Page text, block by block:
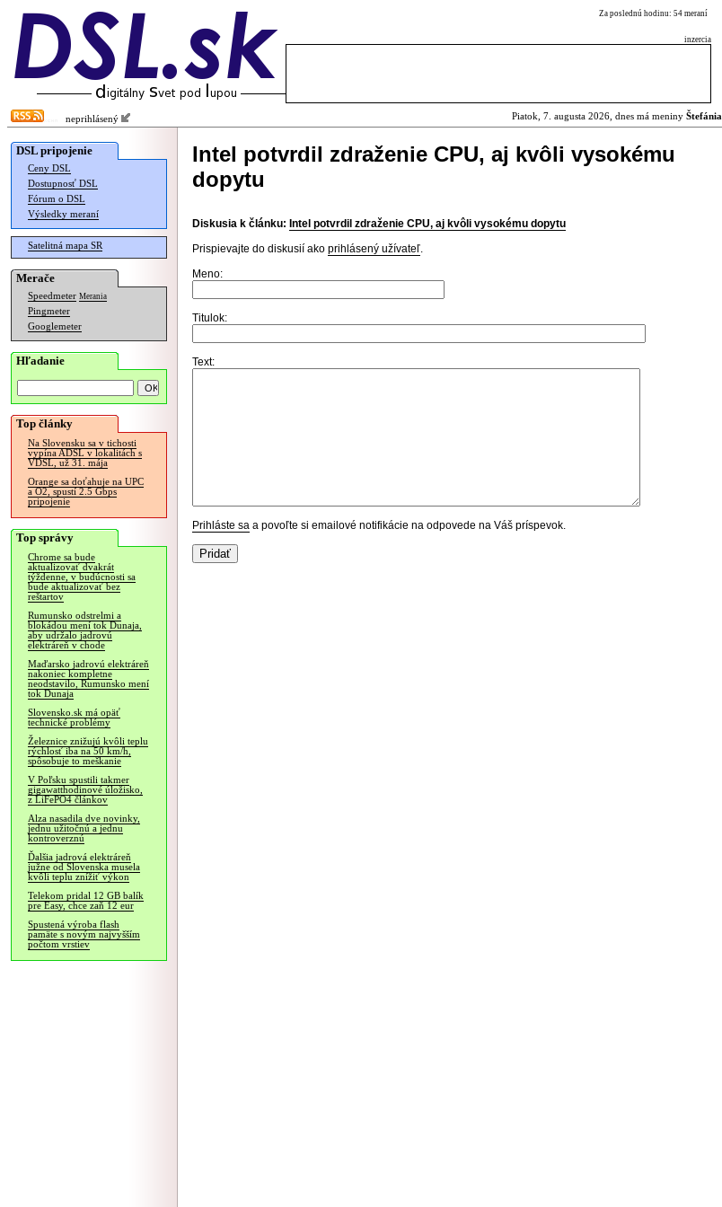
Za poslednú hodinu: 54 meraní
inzercia
neprihlásený Piatok, 7. augusta 2026, dnes má meniny Štefánia
DSL pripojenie
Ceny DSL
Dostupnosť DSL
Fórum o DSL
Výsledky meraní
Satelitná mapa SR
Merače
Speedmeter Merania
Pingmeter
Googlemeter
Hľadanie
Top články
Na Slovensku sa v tichosti
vypína ADSL v lokalitách s
VDSL, už 31. mája
Orange sa doťahuje na UPC
a O2, spustí 2.5 Gbps
pripojenie
Top správy
Chrome sa bude
aktualizovať dvakrát
týždenne, v budúcnosti sa
bude aktualizovať bez
reštartov
Rumunsko odstrelmi a
blokádou mení tok Dunaja,
aby udržalo jadrovú
elektráreň v chode
Maďarsko jadrovú elektráreň
nakoniec kompletne
neodstavilo, Rumunsko mení
tok Dunaja
Slovensko.sk má opäť
technické problémy
Železnice znižujú kvôli teplu
rýchlosť iba na 50 km/h,
spôsobuje to meškanie
V Poľsku spustili takmer
gigawatthodinové úložisko,
z LiFePO4 článkov
Alza nasadila dve novinky,
jednu užitočnú a jednu
kontroverznú
Ďalšia jadrová elektráreň
južne od Slovenska musela
kvôli teplu znížiť výkon
Telekom pridal 12 GB balík
pre Easy, chce zaň 12 eur
Spustená výroba flash
pamäte s novým najvyšším
počtom vrstiev
Intel potvrdil zdraženie CPU, aj kvôli vysokému
dopytu
Diskusia k článku: Intel potvrdil zdraženie CPU, aj kvôli vysokému dopytu
Prispievajte do diskusií ako prihlásený užívateľ.
Meno:
Titulok:
Text:
Prihláste sa a povoľte si emailové notifikácie na odpovede na Váš príspevok.